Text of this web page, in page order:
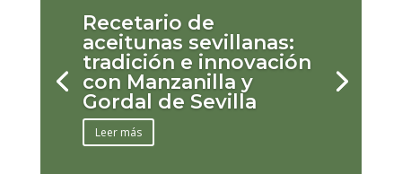
Recetario de
aceitunas sevillanas:
tradición e innovación
con Manzanilla y
Gordal de Sevilla
Leer más